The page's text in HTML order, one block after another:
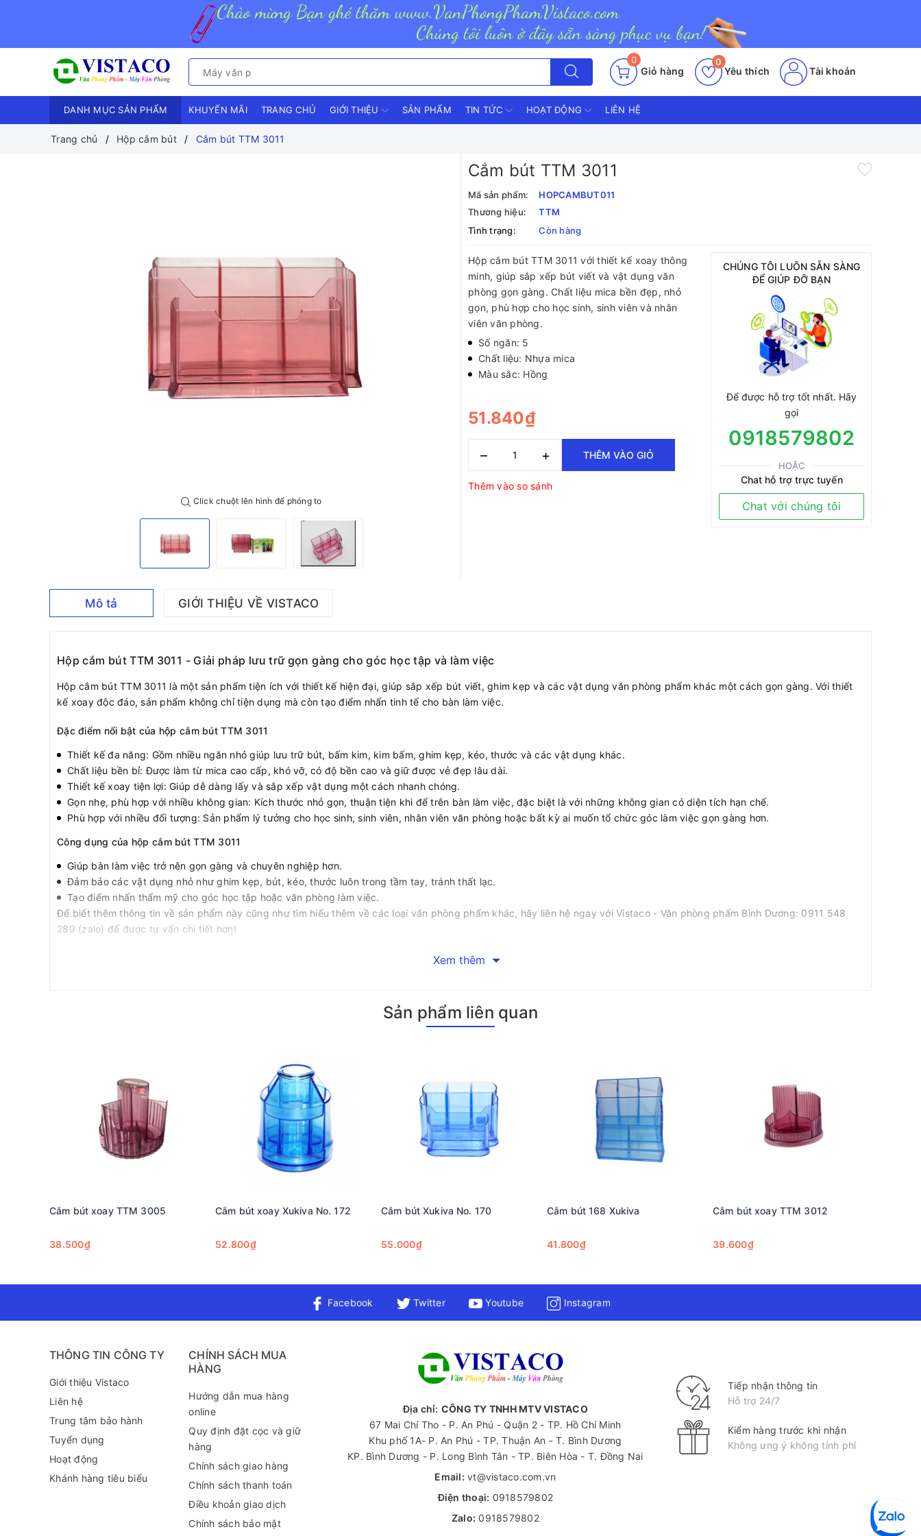
0
Giỏ hàng Yêu thích
0
Tài khoản
DANH MỤC SẢN PHẨM KHUYẾN MÃI TRANG CHỦ GIỚI THIỆU SẢN PHẨM TIN TỨC HOẠT ĐỘNG LIÊN HỆ
Trang chủ Hộp cắm bút Cắm bút TTM 3011
Click chuột lên hình để phóng to
Cắm bút TTM 3011
Mã sản phẩm:
HOPCAMBUT011
Thương hiệu:
TTM
Tình trạng:
Còn hàng
Hộp cắm bút TTM 3011 với thiết kế xoay thông
minh, giúp sắp xếp bút viết và vật dụng văn
phòng gọn gàng. Chất liệu mica bền đẹp, nhỏ
gọn, phù hợp cho học sinh, sinh viên và nhân
viên văn phòng.
Số ngăn: 5
Chất liệu: Nhựa mica
Màu sắc: Hồng
51.840₫
– + THÊM VÀO GIỎ
Thêm vào so sánh
CHÚNG TÔI LUÔN SẴN SÀNG
ĐỂ GIÚP ĐỠ BẠN
Để được hỗ trợ tốt nhất. Hãy
gọi
0918579802
HOẶC
Chat hỗ trợ trực tuyến
Chat với chúng tôi
Mô tả GIỚI THIỆU VỀ VISTACO
Hộp cắm bút TTM 3011 - Giải pháp lưu trữ gọn gàng cho góc học tập và làm việc
Hộp cắm bút TTM 3011 là một sản phẩm tiện ích với thiết kế hiện đại, giúp sắp xếp bút viết, ghim kẹp và các vật dụng văn phòng phẩm khác một cách gọn gàng. Với thiết
kế xoay độc đáo, sản phẩm không chỉ tiện dụng mà còn tạo điểm nhấn tinh tế cho bàn làm việc.
Đặc điểm nổi bật của hộp cắm bút TTM 3011
Thiết kế đa năng: Gồm nhiều ngăn nhỏ giúp lưu trữ bút, bấm kim, kim bấm, ghim kẹp, kéo, thước và các vật dụng khác.
Chất liệu bền bỉ: Được làm từ mica cao cấp, khó vỡ, có độ bền cao và giữ được vẻ đẹp lâu dài.
Thiết kế xoay tiện lợi: Giúp dễ dàng lấy và sắp xếp vật dụng một cách nhanh chóng.
Gọn nhẹ, phù hợp với nhiều không gian: Kích thước nhỏ gọn, thuận tiện khi để trên bàn làm việc, đặc biệt là với những không gian có diện tích hạn chế.
Phù hợp với nhiều đối tượng: Sản phẩm lý tưởng cho học sinh, sinh viên, nhân viên văn phòng hoặc bất kỳ ai muốn tổ chức góc làm việc gọn gàng hơn.
Công dụng của hộp cắm bút TTM 3011
Giúp bàn làm việc trở nên gọn gàng và chuyên nghiệp hơn.
Đảm bảo các vật dụng nhỏ như ghim kẹp, bút, kéo, thước luôn trong tầm tay, tránh thất lạc.
Tạo điểm nhấn thẩm mỹ cho góc học tập hoặc văn phòng làm việc.
Để biết thêm thông tin về sản phẩm này cũng như tìm hiểu thêm về các loại văn phòng phẩm khác, hãy liên hệ ngay với Vistaco - Văn phòng phẩm Bình Dương: 0911 548
289 (zalo) để được tư vấn chi tiết hơn!
Xem thêm
Sản phẩm liên quan
Cắm bút xoay TTM 3005
38.500₫
Cắm bút xoay Xukiva No. 172
52.800₫
Cắm bút Xukiva No. 170
55.000₫
Cắm bút 168 Xukiva
41.800₫
Cắm bút xoay TTM 3012
39.600₫
Facebook Twitter Youtube Instagram
THÔNG TIN CÔNG TY
Giới thiệu Vistaco
Liên hệ
Trung tâm bảo hành
Tuyển dụng
Hoạt động
Khánh hàng tiêu biểu
CHÍNH SÁCH MUA
HÀNG
Hướng dẫn mua hàng
online
Quy định đặt cọc và giữ
hàng
Chính sách giao hàng
Chính sách thanh toán
Điều khoản giao dịch
Chính sách bảo mật
Địa chỉ: CÔNG TY TNHH MTV VISTACO
67 Mai Chí Tho - P. An Phú - Quận 2 - TP. Hồ Chí Minh
Khu phố 1A- P. An Phú - TP. Thuận An - T. Bình Dương
KP. Bình Dương - P. Long Bình Tân - TP. Biên Hòa - T. Đồng Nai
Email: vt@vistaco.com.vn
Điện thoại: 0918579802
Zalo: 0918579802
Tiếp nhận thông tin
Hỗ trợ 24/7
Kiểm hàng trước khi nhận
Không ưng ý không tính phí